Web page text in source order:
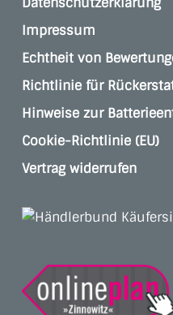
Impressum
Echtheit von
Richtlinie für
Hinweise zur
Cookie-Richtlinie (EU)
Vertrag widerrufen